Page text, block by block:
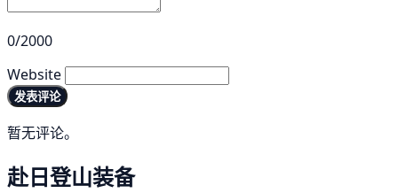
0/2000
Website
发表评论
暂无评论。
赴日登山装备